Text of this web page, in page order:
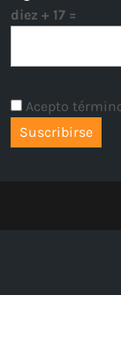
diez + 17 =
Acepto